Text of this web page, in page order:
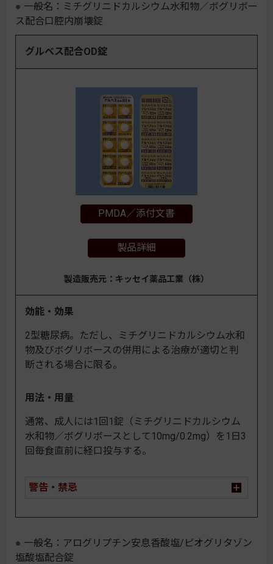
一般名：ミチグリニドカルシウム水和物／ボグリボー
ス配合口腔内崩壊錠
グルベス配合OD錠
PMDA／添付文書
製品詳細
製造販売元：キッセイ薬品工業（株）
効能・効果
2型糖尿病。ただし、ミチグリニドカルシウム水和
物及びボグリボースの併用による治療が適切と判
断される場合に限る。
用法・用量
通常、成人には1回1錠（ミチグリニドカルシウム
水和物／ボグリボースとして10mg/0.2mg）を1日3
回毎食直前に経口投与する。
警告・禁忌
一般名：アログリプチン安息香酸塩/ピオグリタゾン
塩酸塩配合錠